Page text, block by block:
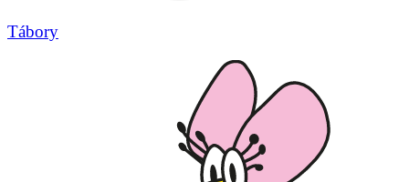
Tábory